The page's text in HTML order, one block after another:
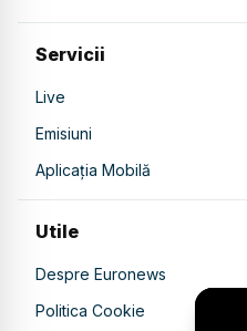
Servicii
Live
Emisiuni
Aplicația Mobilă
Utile
Despre Euronews
Politica Cookie